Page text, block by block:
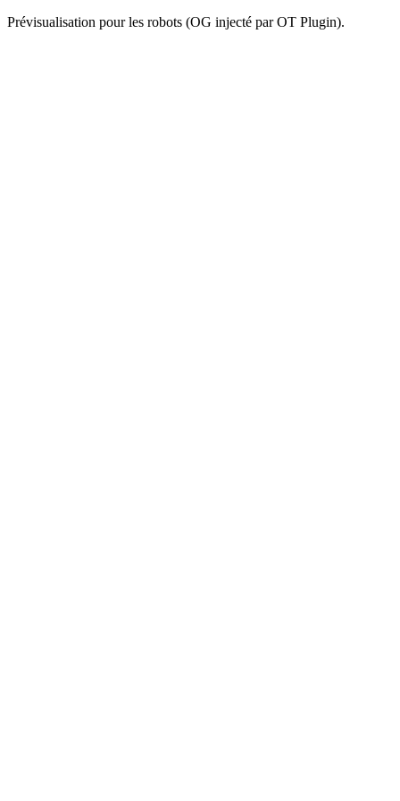
Prévisualisation pour les robots (OG injecté par OT Plugin).